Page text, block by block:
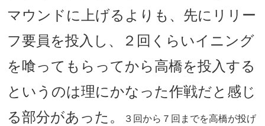
マウンドに上げるよりも、先にリリー
フ要員を投入し、２回くらいイニング
を喰ってもらってから高橋を投入する
というのは理にかなった作戦だと感じ
る部分があった。
３回から７回までを高橋が投げ